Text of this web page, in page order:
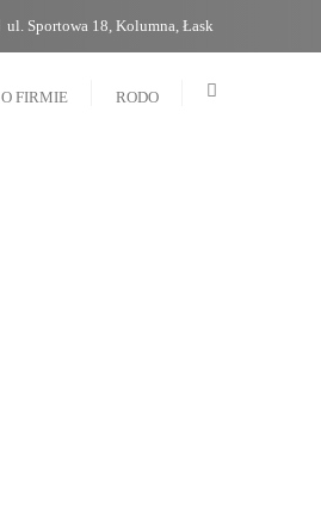
ul. Sportowa 18, Kolumna, Łask
O FIRMIE RODO